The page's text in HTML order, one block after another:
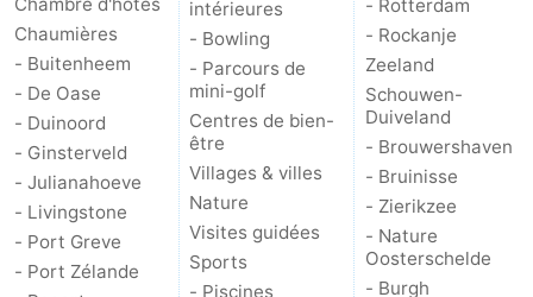
Chambre d'hôtes
Chaumières
- Buitenheem
- De Oase
- Duinoord
- Ginsterveld
- Julianahoeve
- Livingstone
- Port Greve
- Port Zélande
intérieures
- Bowling
- Parcours de
mini-golf
Centres de bien-
être
Villages & villes
Nature
Visites guidées
Sports
- Piscines
- Rotterdam
- Rockanje
Zeeland
Schouwen-
Duiveland
- Brouwershaven
- Bruinisse
- Zierikzee
- Nature
Oosterschelde
- Burgh